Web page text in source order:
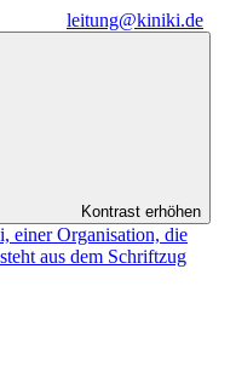
leitung@kiniki.de
Kontrast erhöhen